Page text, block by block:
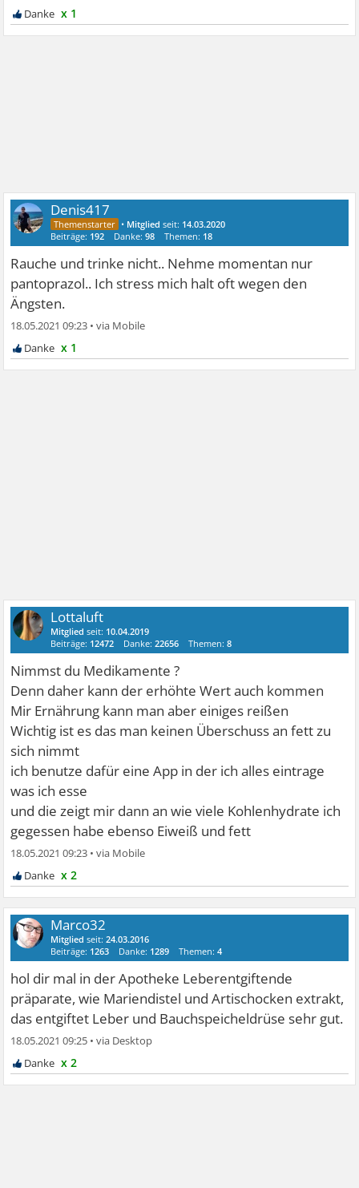
x 1
Denis417
• Mitglied seit: 14.03.2020
Beiträge: 192 Danke:98 Themen: 18
Rauche und trinke nicht.. Nehme momentan nur
pantoprazol.. Ich stress mich halt oft wegen den
Ängsten.
18.05.2021 09:23 •
x 1
Lottaluft
Mitglied seit: 10.04.2019
Beiträge: 12472 Danke:22656 Themen:8
Nimmst du Medikamente ?
Denn daher kann der erhöhte Wert auch kommen
Mir Ernährung kann man aber einiges reißen
Wichtig ist es das man keinen Überschuss an fett zu
sich nimmt
ich benutze dafür eine App in der ich alles eintrage
was ich esse
und die zeigt mir dann an wie viele Kohlenhydrate ich
gegessen habe ebenso Eiweiß und fett
18.05.2021 09:23 •
x 2
Marco32
Mitglied seit:24.03.2016
Beiträge: 1263 Danke: 1289 Themen:4
hol dir mal in der Apotheke Leberentgiftende
präparate, wie Mariendistel und Artischocken extrakt,
das entgiftet Leber und Bauchspeicheldrüse sehr gut.
18.05.2021 09:25 •
x 2